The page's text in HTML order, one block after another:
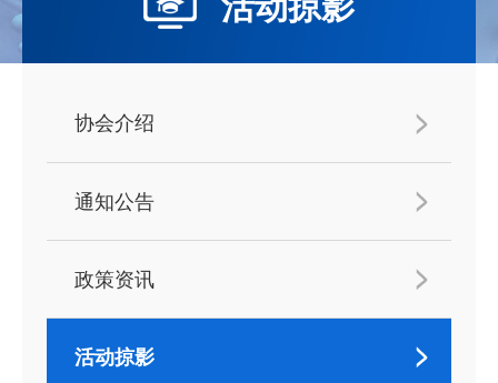
协会介绍
通知公告
政策资讯
活动掠影